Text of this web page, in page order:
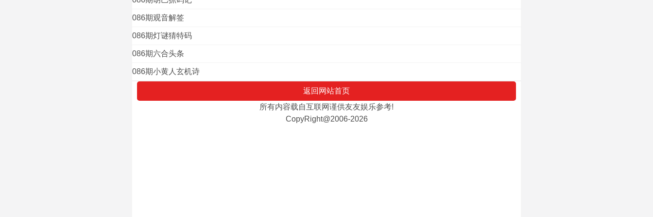
086期观音解签
086期灯谜猜特码
086期六合头条
086期小黄人玄机诗
返回网站首页
所有内容载自互联网谨供友友娱乐参考!
CopyRight@2006-2026